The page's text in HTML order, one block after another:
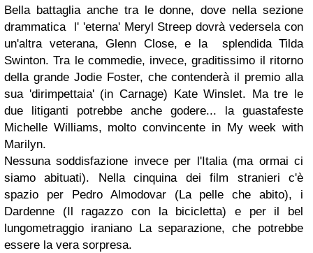
Bella battaglia anche tra le donne, dove nella sezione
drammatica l' 'eterna' Meryl Streep dovrà vedersela con
un'altra veterana, Glenn Close, e la splendida Tilda
Swinton. Tra le commedie, invece, graditissimo il ritorno
della grande Jodie Foster, che contenderà il premio alla
sua 'dirimpettaia' (in Carnage) Kate Winslet. Ma tre le
due litiganti potrebbe anche godere... la guastafeste
Michelle Williams, molto convincente inMy week with
Marilyn.
Nessuna soddisfazione invece per
l'Italia (ma ormai ci
siamo abituati). Nella cinquina dei film stranieri c'è
spazio perPedro Almodovar(La pelle che abito), i
Dardenne (Il ragazzo con la bicicletta) e per il bel
lungometraggio iraniano La separazione, che potrebbe
essere la vera sorpresa.